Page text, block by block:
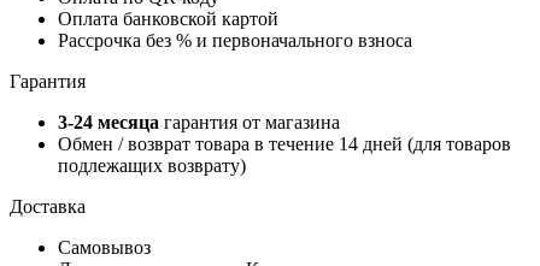
Оплата банковской картой
Рассрочка без % и первоначального взноса
Гарантия
3-24 месяца гарантия от магазина
Обмен / возврат товара в течение 14 дней (для товаров
подлежащих возврату)
Доставка
Самовывоз